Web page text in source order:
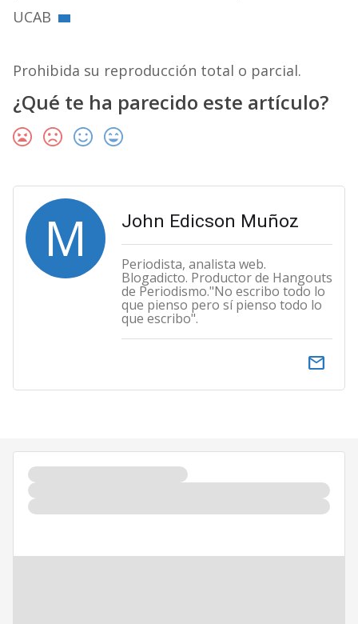
UCAB
Prohibida su reproducción total o parcial.
¿Qué te ha parecido este artículo?
M John Edicson Muñoz
Periodista, analista web.
Blogadicto. Productor de Hangouts
de Periodismo."No escribo todo lo
que pienso pero sí pienso todo lo
que escribo".
email